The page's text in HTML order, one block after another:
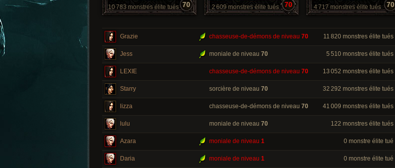
10 783 monstres élite tués 70 2 609 monstres élite tués 70 4 717 monstres élite tués 70
Grazie chasseuse-de-démons de niveau 70 11 820 monstres élite tués
Jess moniale de niveau 70 5 510 monstres élite tués
LEXIE chasseuse-de-démons de niveau 70 13 052 monstres élite tués
Starry sorcière de niveau 70 32 292 monstres élite tués
lizza chasseuse-de-démons de niveau 70 41 009 monstres élite tués
lulu moniale de niveau 70 122 monstres élite tués
Azara moniale de niveau 1 0 monstre élite tué
Daria moniale de niveau 1 0 monstre élite tué